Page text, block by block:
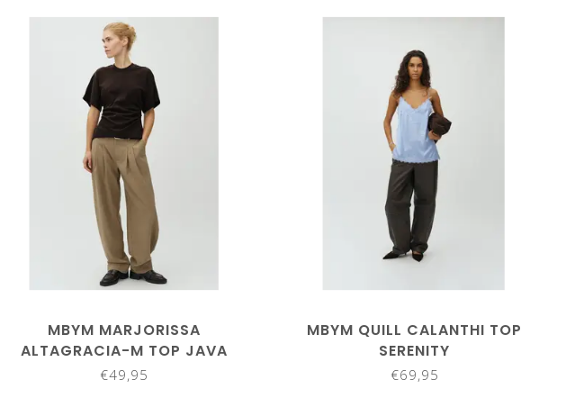
MBYM MARJORISSA
ALTAGRACIA-M TOP JAVA
€49,95
MBYM QUILL CALANTHI TOP
SERENITY
€69,95